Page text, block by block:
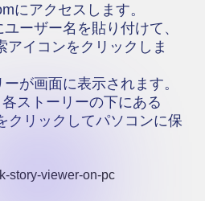
にアクセスします。
ーザー名を貼り付けて、
アイコンをクリックしま
が画面に表示されます。
ストーリーの下にある
クリックしてパソコンに保